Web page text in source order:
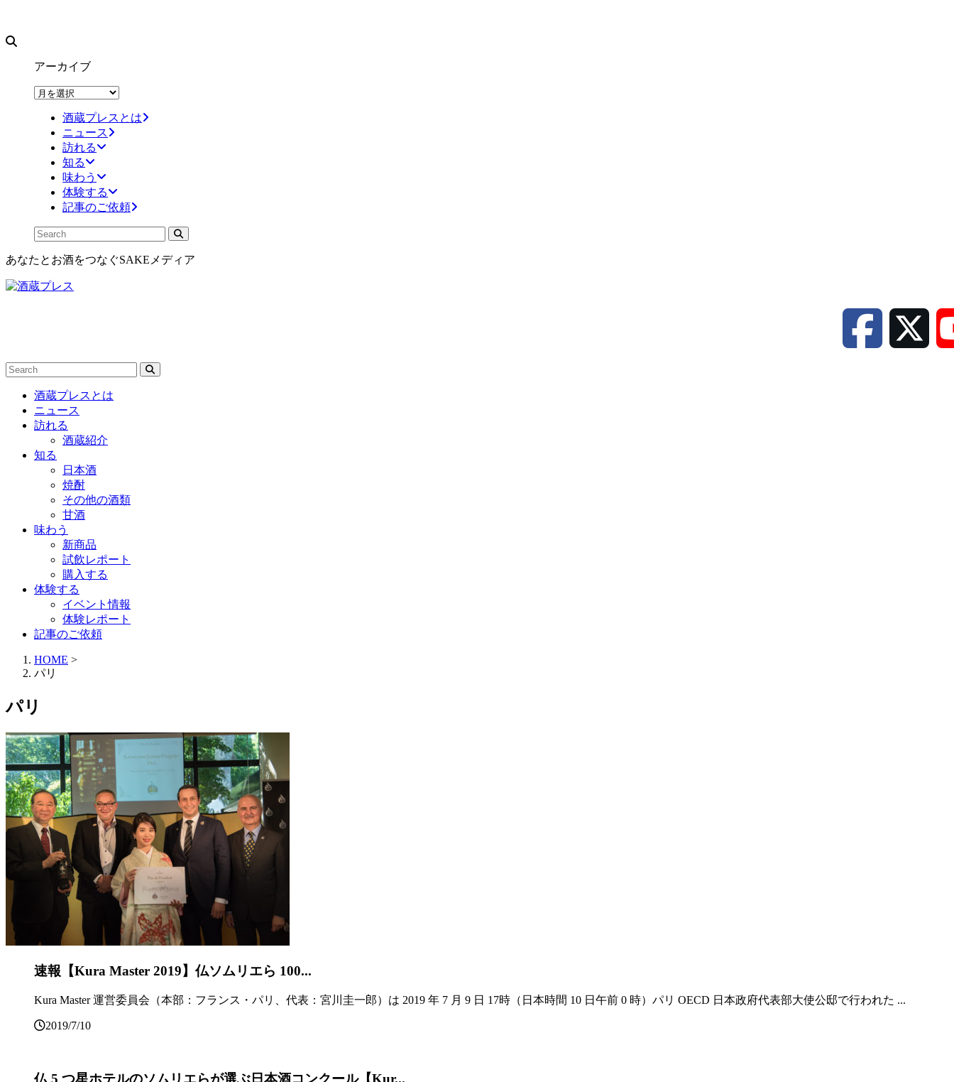
アーカイブ
ア
酒蔵プレスとは
ニュース
訪れる
知る
味わう
体験する
記事のご依頼
あなたとお酒をつなぐSAKEメディア
酒蔵プレスとは
ニュース
訪れる
酒蔵紹介
知る
日本酒
焼酎
その他の酒類
甘酒
味わう
新商品
試飲レポート
購入する
体験する
イベント情報
体験レポート
記事のご依頼
HOME >
パリ
パリ
速報【Kura Master 2019】仏ソムリエら 100...
Kura Master 運営委員会（本部：フランス・パリ、代表：宮川圭一郎）は 2019 年 7 月 9 日 17時（日本時間 10 日午前 0 時）パリ OECD 日本政府代表部大使公邸で行われた ...
2019/7/10
仏 5 つ星ホテルのソムリエらが選ぶ日本酒コンクール【Kur...